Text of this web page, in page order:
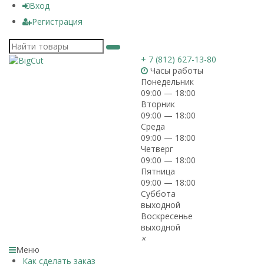
Вход
Регистрация
+ 7 (812) 627-13-80
Часы работы
Понедельник
09:00 — 18:00
Вторник
09:00 — 18:00
Среда
09:00 — 18:00
Четверг
09:00 — 18:00
Пятница
09:00 — 18:00
Суббота
выходной
Воскресенье
выходной
×
Меню
Как сделать заказ